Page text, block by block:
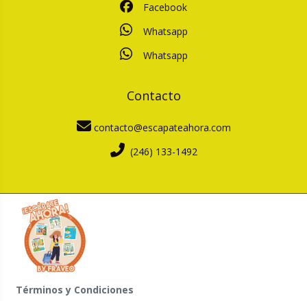
Facebook
Whatsapp
Whatsapp
Contacto
contacto@escapateahora.com
(246) 133-1492
Términos y Condiciones